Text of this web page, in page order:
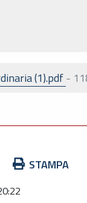
(1).pdf-
STAMPA